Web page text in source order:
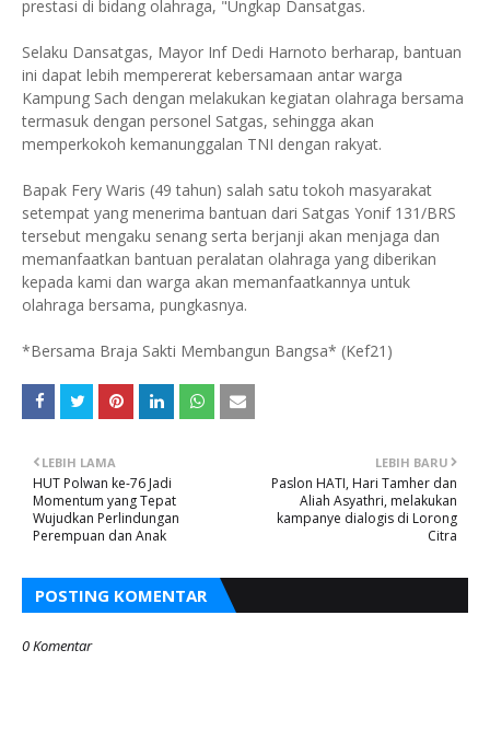
prestasi di bidang olahraga, "Ungkap Dansatgas.
Selaku Dansatgas, Mayor Inf Dedi Harnoto berharap, bantuan
ini dapat lebih mempererat kebersamaan antar warga
Kampung Sach dengan melakukan kegiatan olahraga bersama
termasuk dengan personel Satgas, sehingga akan
memperkokoh kemanunggalan TNI dengan rakyat.
Bapak Fery Waris (49 tahun) salah satu tokoh masyarakat
setempat yang menerima bantuan dari Satgas Yonif 131/BRS
tersebut mengaku senang serta berjanji akan menjaga dan
memanfaatkan bantuan peralatan olahraga yang diberikan
kepada kami dan warga akan memanfaatkannya untuk
olahraga bersama, pungkasnya.
*Bersama Braja Sakti Membangun Bangsa* (Kef21)
LEBIH BARU
Paslon HATI, Hari Tamher dan
Aliah Asyathri, melakukan
kampanye dialogis di Lorong
Citra
LEBIH LAMA
HUT Polwan ke-76 Jadi
Momentum yang Tepat
Wujudkan Perlindungan
Perempuan dan Anak
POSTING KOMENTAR
0 Komentar